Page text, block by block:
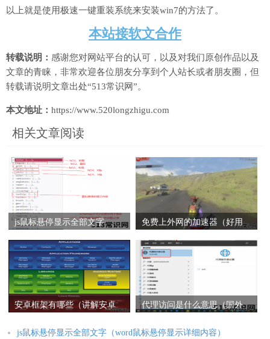
以上就是使用极速一键重装系统来安装win7的方法了。
本站接软文合作
转载说明： 感谢您对网站平台的认可，以及对我们原创作品以及
文章的青睐，非常欢迎各位朋友分享到个人站长或者朋友圈，但
转载请说明文章出处“513常识网”。
本文地址： https://www.520longzhigu.com
相关文章阅读
js鼠标悬停显示全部文字
容）
免费上外网的加速器（好用
安卓框架有哪些（讲解安卓
代理访问是什么意思（国外
js鼠标悬停显示全部文字（word鼠标悬停显示详细内容）